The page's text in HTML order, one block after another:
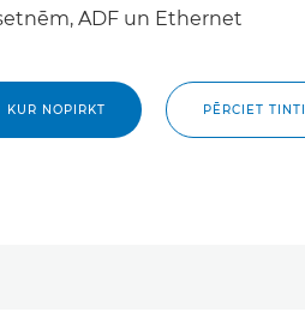
ADF un Ethernet
KUR NOPIRKT PĒRCIET TINTI